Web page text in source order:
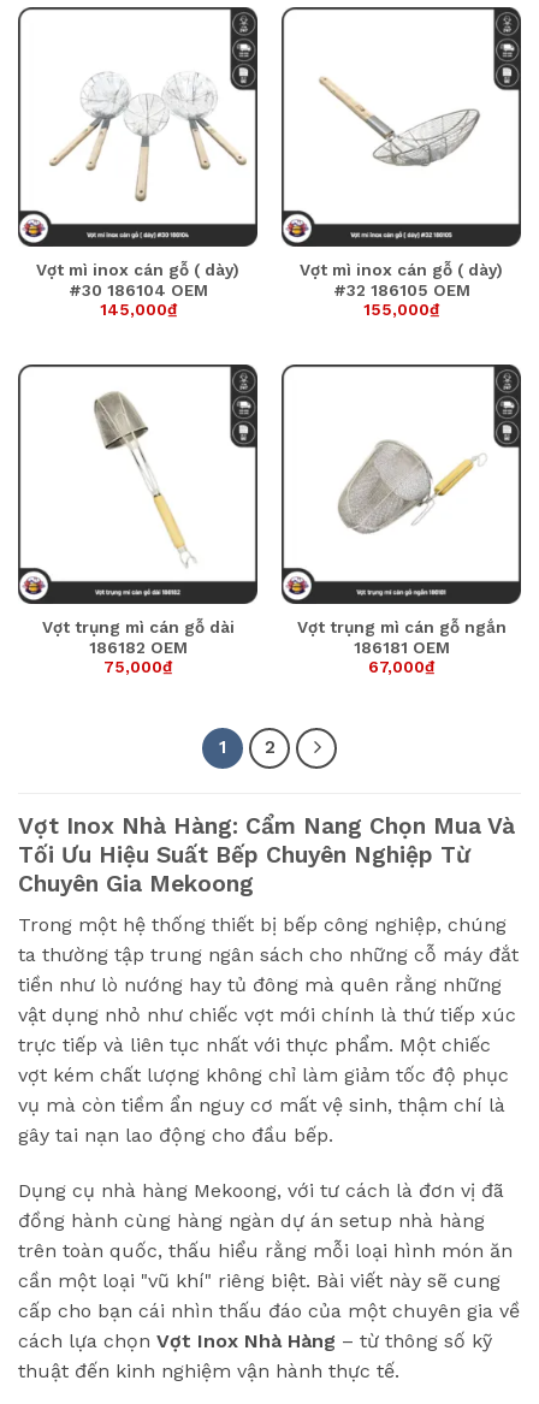
Vợt mì inox cán gỗ ( dày)
#30 186104 OEM
145,000₫
Vợt mì inox cán gỗ ( dày)
#32 186105 OEM
155,000₫
Vợt trụng mì cán gỗ dài
186182 OEM
75,000₫
Vợt trụng mì cán gỗ ngắn
186181 OEM
67,000₫
1 2
Vợt Inox Nhà Hàng: Cẩm Nang Chọn Mua Và
Tối Ưu Hiệu Suất Bếp Chuyên Nghiệp Từ
Chuyên Gia Mekoong
Trong một hệ thống thiết bị bếp công nghiệp, chúng
ta thường tập trung ngân sách cho những cỗ máy đắt
tiền như lò nướng hay tủ đông mà quên rằng những
vật dụng nhỏ như chiếc vợt mới chính là thứ tiếp xúc
trực tiếp và liên tục nhất với thực phẩm. Một chiếc
vợt kém chất lượng không chỉ làm giảm tốc độ phục
vụ mà còn tiềm ẩn nguy cơ mất vệ sinh, thậm chí là
gây tai nạn lao động cho đầu bếp.
Dụng cụ nhà hàng Mekoong, với tư cách là đơn vị đã
đồng hành cùng hàng ngàn dự án setup nhà hàng
trên toàn quốc, thấu hiểu rằng mỗi loại hình món ăn
cần một loại "vũ khí" riêng biệt. Bài viết này sẽ cung
cấp cho bạn cái nhìn thấu đáo của một chuyên gia về
cách lựa chọn Vợt Inox Nhà Hàng – từ thông số kỹ
thuật đến kinh nghiệm vận hành thực tế.